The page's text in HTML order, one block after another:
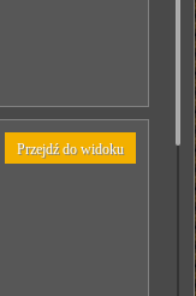
Przejdź do widoku